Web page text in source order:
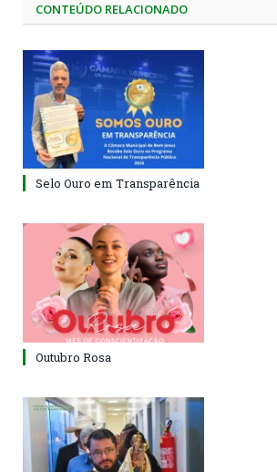
CONTEÚDO RELACIONADO
Selo Ouro em Transparência
Outubro Rosa